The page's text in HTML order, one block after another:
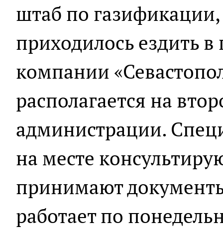
штаб по
приходилось ездить
компании
располагается на
администрации.
на месте
принимают
работает по